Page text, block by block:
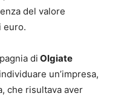
del valore
euro.
di Olgiate
un’impresa,
che risultava aver